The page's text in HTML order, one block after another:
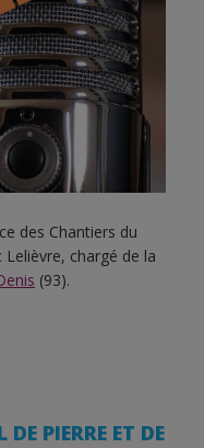
des Chantiers du
chargé de la
(93).
PIERRE ET DE